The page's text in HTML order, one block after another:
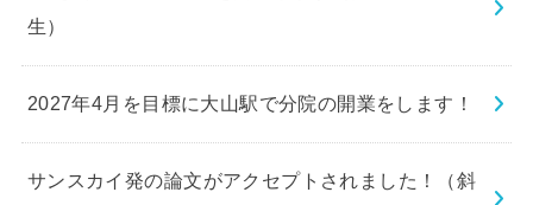
生）
2027年4月を目標に大山駅で分院の開業をします！
サンスカイ発の論文がアクセプトされました！（斜